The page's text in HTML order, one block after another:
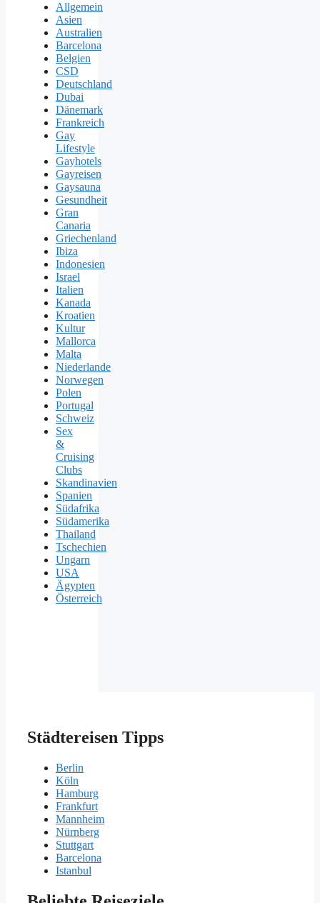
Allgemein
Asien
Australien
Barcelona
Belgien
CSD
Deutschland
Dubai
Dänemark
Frankreich
Gay
Lifestyle
Gayhotels
Gayreisen
Gaysauna
Gesundheit
Gran
Canaria
Griechenland
Ibiza
Indonesien
Israel
Italien
Kanada
Kroatien
Kultur
Mallorca
Malta
Niederlande
Norwegen
Polen
Portugal
Schweiz
Sex
&
Cruising
Clubs
Skandinavien
Spanien
Südafrika
Südamerika
Thailand
Tschechien
Ungarn
USA
Ägypten
Österreich
Städtereisen Tipps
Berlin
Köln
Hamburg
Frankfurt
Mannheim
Nürnberg
Stuttgart
Barcelona
Istanbul